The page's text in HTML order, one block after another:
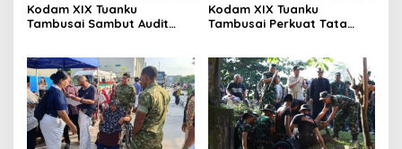
Kodam XIX Tuanku
Tambusai Sambut Audit
Kunci
Kodam XIX Tuanku
Tambusai Perkuat Tata
Penatausahaan Sesi II TA
2026